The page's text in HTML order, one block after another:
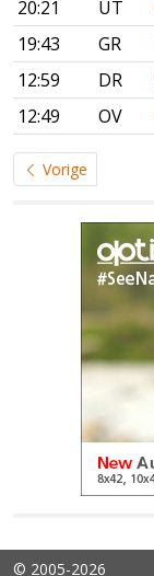
20:21
UT
19:43
GR
12:59
DR
12:49
OV
Vorige
© 2005-2026